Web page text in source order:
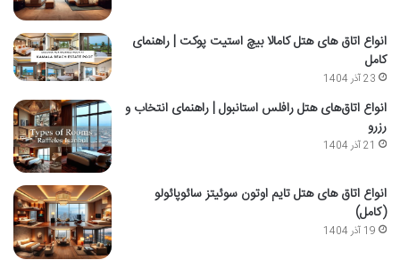
انواع اتاق های هتل کامالا بیچ استیت پوکت | راهنمای
کامل
23 آذر 1404
انواع اتاق‌های هتل رافلس استانبول | راهنمای انتخاب و
رزرو
21 آذر 1404
انواع اتاق های هتل تایم اوتون سوئیتز سائوپائولو
(کامل)
19 آذر 1404